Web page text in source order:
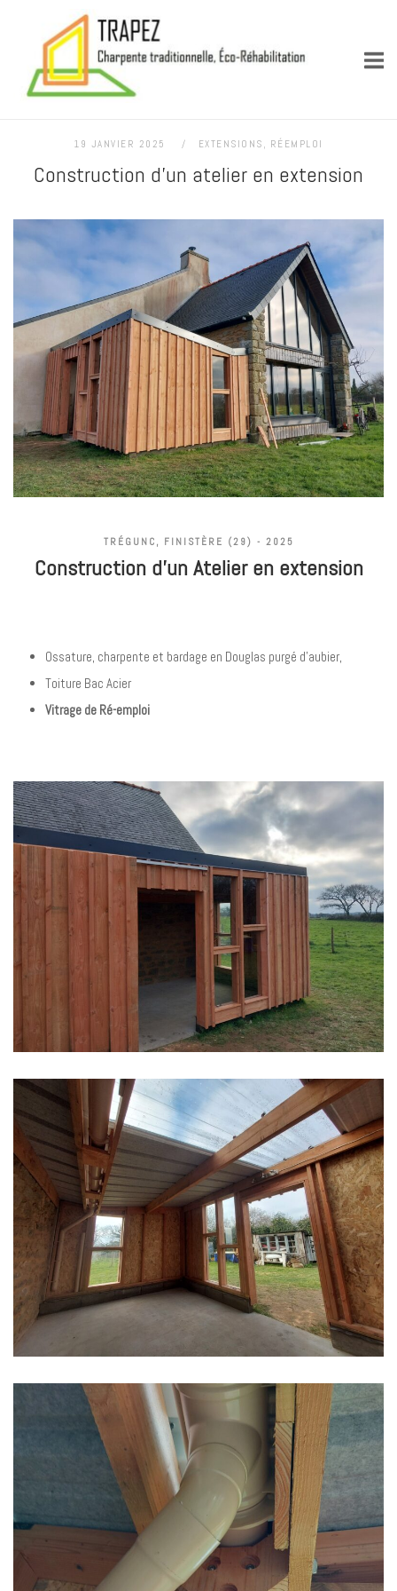
19 JANVIER 2025 EXTENSIONS , RÉEMPLOI
Construction d’un atelier en extension
TRÉGUNC, FINISTÈRE (29) - 2025
Construction d'un Atelier en extension
Ossature, charpente et bardage en Douglas purgé d'aubier,
Toiture Bac Acier
Vitrage de Ré-emploi